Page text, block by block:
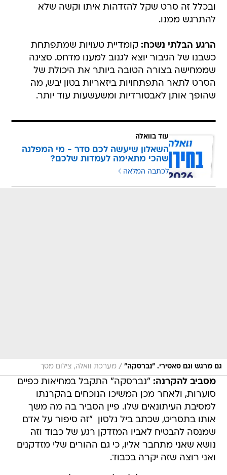
ובכלל זה סרט שקל להזדהות איתו וקשה שלא
להתרגש ממנו.
הרגע הבלתי נשכח: קומדיית טעויות שמתפתחת
כשבנו של הגיבור יוצא לגנוב למענו מדחס. סצינה
שממחישה בצורה הטובה ביותר את היכולת של
הסרט לתאר התפתחויות ביזאריות בטון יבש, מה
שהופך אותן לאבסורדיות ומשעשעות עוד יותר.
עוד בוואלה
השאלון שיעשה לכם סדר - מי המפלגה
שהכי מתאימה לעמדות שלכם?
לכתבה המלאה
גם מרגש וגם סאטירי. "נברסקה" / מערכת וואלה, צילום מסך
מסביב להקרנה: "נברסקה" התקבל במחיאות כפיים
סוערות, ולאחר מכן המשיכו הנוכחים בהקרנתו
למסיבת העיתונאים שלו. פיין הסביר בה מה משך
אותו בתסריט, שכתב ביל נלסון  "זה סיפור על אדם
שמנסה להבטיח לאביו המזדקן רגע של כבוד וזה
נושא שאני מתחבר אליו, כי גם ההורים שלי מזדקנים
ואני רוצה שזה יקרה בכבוד.